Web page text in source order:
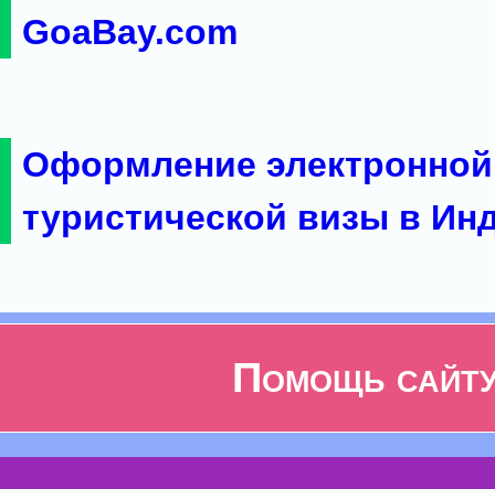
GoaBay.com
Оформление электронной
туристической визы в
Помощь